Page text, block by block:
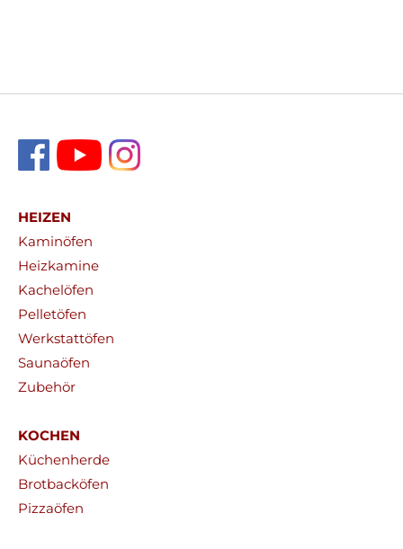
HEIZEN
Kaminöfen
Heizkamine
Kachelöfen
Pelletöfen
Werkstattöfen
Saunaöfen
Zubehör
KOCHEN
Küchenherde
Brotbacköfen
Pizzaöfen